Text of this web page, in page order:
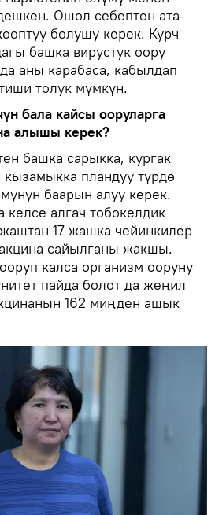
Ошол себептен ата-
болушу керек. Курч
башка вирустук оору
аны карабаса, кабылдап
толук мүмкүн.
бала кайсы ооруларга
алышы керек?
башка сарыкка, кургак
кызамыкка пландуу түрдө
баарын алуу керек.
келсе алгач тобокелдик
17 жашка чейинкилер
сайылганы жакшы.
калса организм ооруну
пайда болот да жеңил
162 миңден ашык